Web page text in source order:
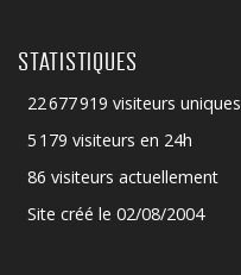
STATISTIQUES
22 677 919 visiteurs uniques
5 179 visiteurs en 24h
86 visiteurs actuellement
Site créé le 02/08/2004